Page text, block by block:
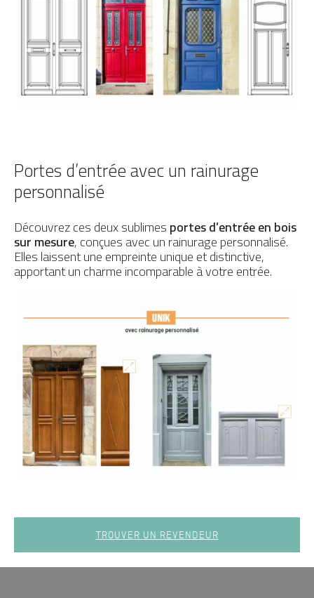
Portes d’entrée avec un rainurage
personnalisé
Découvrez ces deux sublimesportes d’entrée en bois
sur mesure, conçues avec un rainurage personnalisé.
Elles laissent une empreinte unique et distinctive,
apportant un charme incomparable à votre entrée.
TROUVER UN REVENDEUR